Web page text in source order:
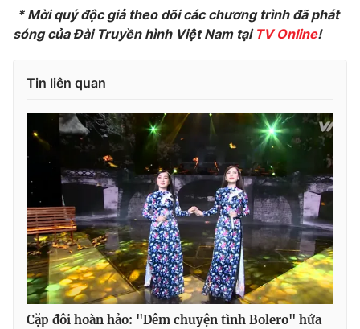
* Mời quý độc giả theo dõi các chương trình đã phát
sóng của Đài Truyền hình Việt Nam tại TV Online!
Tin liên quan
Cặp đôi hoàn hảo: "Đêm chuyện tình Bolero" hứa